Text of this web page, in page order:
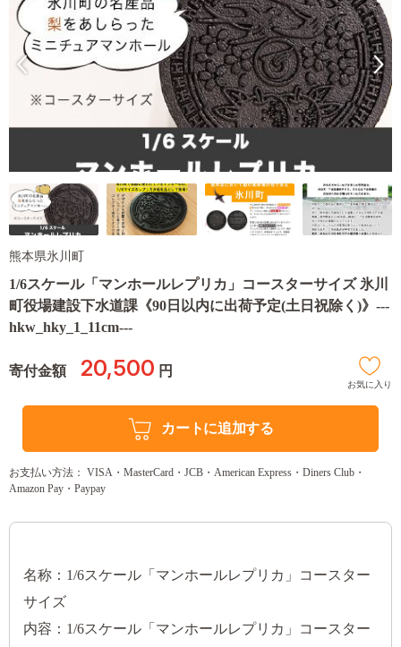
熊本県氷川町
1/6スケール「マンホールレプリカ」コースターサイズ 氷川
町役場建設下水道課《90日以内に出荷予定(土日祝除く)》---
hkw_hky_1_11cm---
寄付金額 20,500 円
お気に入り
カートに追加する
お支払い方法： VISA・MasterCard・JCB・American Express・Diners Club・
Amazon Pay・Paypay
名称：1/6スケール「マンホールレプリカ」コースター
サイズ
内容：1/6スケール「マンホールレプリカ」コースター